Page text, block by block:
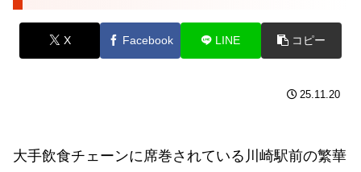
X Facebook LINE コピー
25.11.20
大手飲食チェーンに席巻されている川崎駅前の繁華